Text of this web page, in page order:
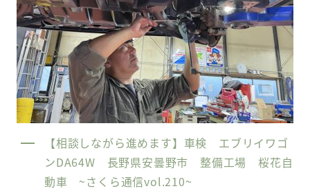
【相談しながら進めます】車検 エブリイワゴ
ンDA64W 長野県安曇野市 整備工場 桜花自
動車 ~さくら通信vol.210~